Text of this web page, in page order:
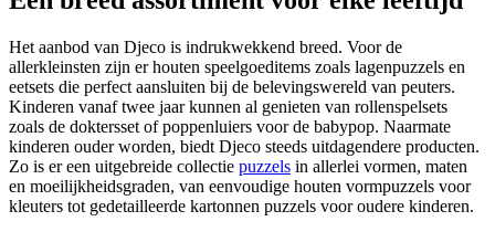
Het aanbod van Djeco is indrukwekkend breed. Voor de
allerkleinsten zijn er houten speelgoeditems zoals lagenpuzzels en
eetsets die perfect aansluiten bij de belevingswereld van peuters.
Kinderen vanaf twee jaar kunnen al genieten van rollenspelsets
zoals de doktersset of poppenluiers voor de babypop. Naarmate
kinderen ouder worden, biedt Djeco steeds uitdagendere producten.
Zo is er een uitgebreide collectie puzzels in allerlei vormen, maten
en moeilijkheidsgraden, van eenvoudige houten vormpuzzels voor
kleuters tot gedetailleerde kartonnen puzzels voor oudere kinderen.